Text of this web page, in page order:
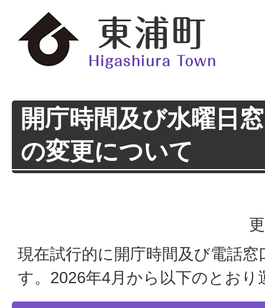
開庁時間及び水曜日
の変更について
現在試行的に開庁時間及び電話
す。2026年4月から以下のとお